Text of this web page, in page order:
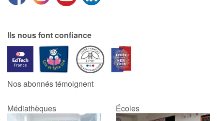
Rencontres et témoignages
Contes d'ici et d'ailleurs
Autour de la lecture
Apprendre à lire
Livre audio
Ils nous font confiance
Nos abonnés témoignent
Médiathèques Écoles